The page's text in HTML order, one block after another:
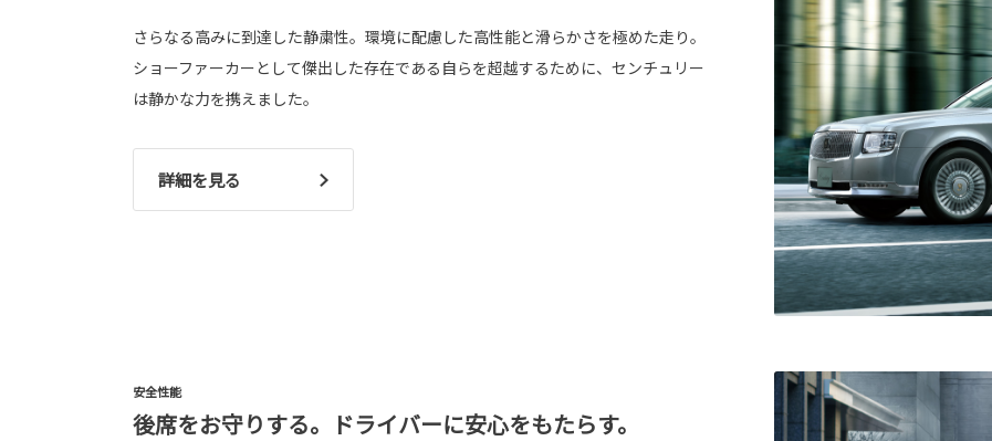
さらなる高みに到達した静粛性。環境に配慮した高性能と滑らかさを極めた走り。
ショーファーカーとして傑出した存在である自らを超越するために、センチュリー
は静かな力を携えました。
詳細を見る
安全性能
後席をお守りする。ドライバーに安心をもたらす。